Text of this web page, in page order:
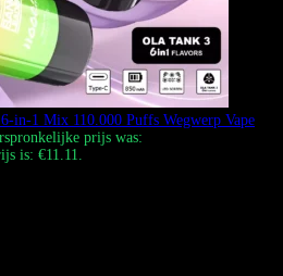
in-1 Mix 110.000 Puffs Wegwerp Vape
prijs was:
is: €11.11.